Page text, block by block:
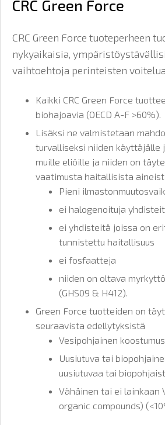
CRC Green Force
CRC Green Force tuoteperheen
nykyaikaisia,
vaihtoehtoja perinteisten
Kaikki CRC Green Force
biohajoavia (OECD A-F >60%).
Lisäksi ne valmistetaan
turvalliseksi niiden käyttäjälle
muille eliöille ja niiden on
vaatimusta haitallisista
Pieni
ei halogenoituja
ei yhdisteitä joissa on
tunnistettu haitallisuus
ei fosfaatteja
niiden on oltava
(GHS09 & H412).
Green Force tuotteiden on
seuraavista edellytyksistä
Vesipohjainen
Uusiutuva tai
uusiutuvaa tai
Vähäinen tai ei lainkaan
organic compounds)